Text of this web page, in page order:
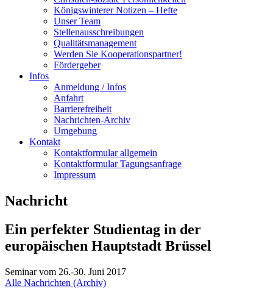
Königswinterer Notizen – Hefte
Unser Team
Stellenausschreibungen
Qualitätsmanagement
Werden Sie Kooperationspartner!
Fördergeber
Infos
Anmeldung / Infos
Anfahrt
Barrierefreiheit
Nachrichten-Archiv
Umgebung
Kontakt
Kontaktformular allgemein
Kontaktformular Tagungsanfrage
Impressum
Nachricht
Ein perfekter Studientag in der
europäischen Hauptstadt Brüssel
Seminar vom 26.-30. Juni 2017
Alle Nachrichten (Archiv)